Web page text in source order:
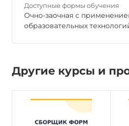
Доступные формы обучения
Очно-заочная с
образовательных
Другие курсы и